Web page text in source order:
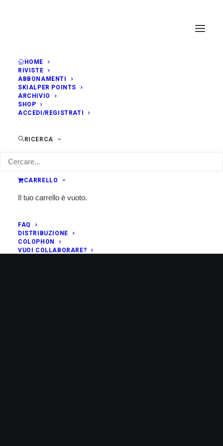
HOME
RIVISTE
ABBONAMENTI
SKIALPER POINTS
ARCHIVIO
SHOP
ACCEDI/REGISTRATI
RICERCA
CARRELLO
Il tuo carrello è vuoto.
FAQ
DISTRIBUZIONE
COLOPHON
VUOI COLLABORARE?